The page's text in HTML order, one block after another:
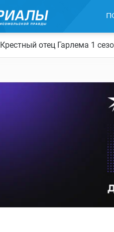
Крестный отец Гарлема 1